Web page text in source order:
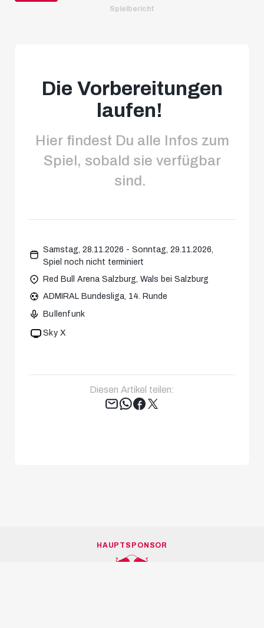
Spielbericht
Die Vorbereitungen
laufen!
Hier findest Du alle Infos zum
Spiel, sobald sie verfügbar
sind.
Samstag, 28.11.2026 - Sonntag, 29.11.2026,
Spiel noch nicht terminiert
Red Bull Arena Salzburg, Wals bei Salzburg
ADMIRAL Bundesliga, 14. Runde
Bullenfunk
Sky X
Diesen Artikel teilen:
Tweet
HAUPTSPONSOR